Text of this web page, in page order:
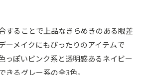
することで上品なきらめきのある眼差
ーメイクにもぴったりのアイテムで
っぽいピンク系と透明感あるネイビー
きるグレー系の全3色。